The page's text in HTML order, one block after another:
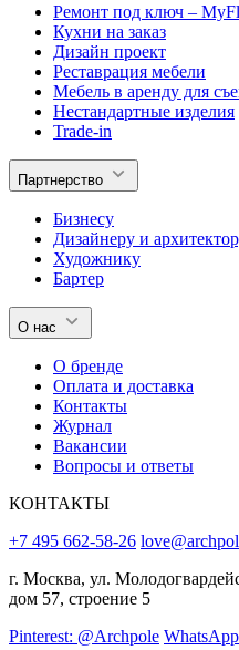
Ремонт под ключ –
Кухни на заказ
Дизайн проект
Реставрация мебели
Мебель в аренду для
Нестандартные изделия
Trade-in
Партнерство
Бизнесу
Дизайнеру и
Художнику
Бартер
О нас
О бренде
Оплата и доставка
Контакты
Журнал
Вакансии
Вопросы и ответы
КОНТАКТЫ
+7 495 662-58-26
г. Москва, ул.
дом 57, строение 5
Pinterest: @Archpole